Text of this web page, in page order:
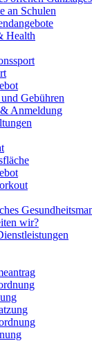
an Schulen
Health
Gebühren
Anmeldung
wir?